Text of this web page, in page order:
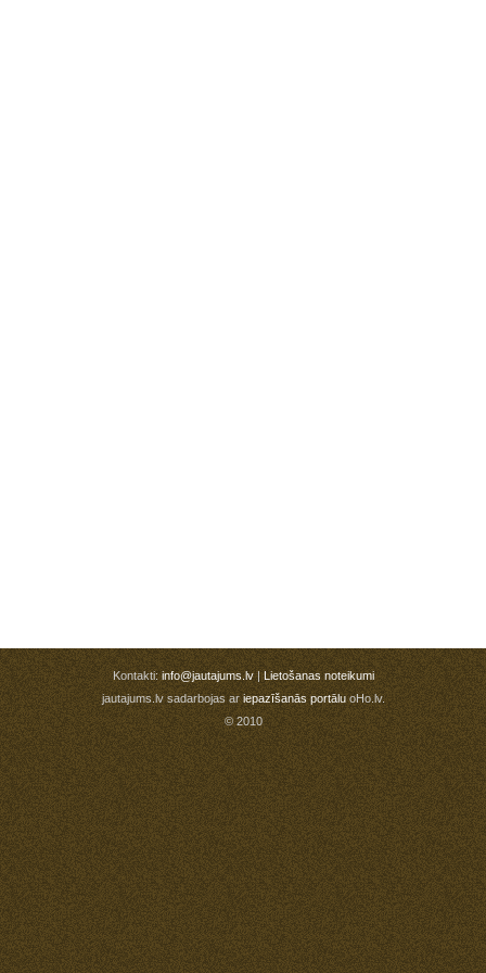
Kontakti:info@jautajums.lv|Lietošanas noteikumi
jautajums.lv sadarbojas ariepazīšanās portāluoHo.lv.
© 2010